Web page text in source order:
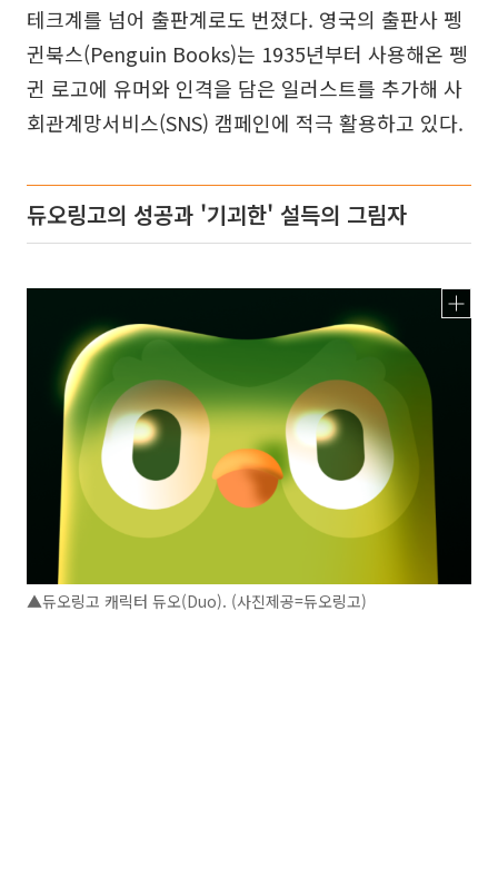
테크계를 넘어 출판계로도 번졌다. 영국의 출판사 펭
귄북스(Penguin Books)는 1935년부터 사용해온 펭
귄 로고에 유머와 인격을 담은 일러스트를 추가해 사
회관계망서비스(SNS) 캠페인에 적극 활용하고 있다.
듀오링고의 성공과 '기괴한' 설득의 그림자
▲듀오링고 캐릭터 듀오(Duo). (사진제공=듀오링고)